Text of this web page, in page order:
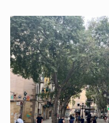
&
Ms